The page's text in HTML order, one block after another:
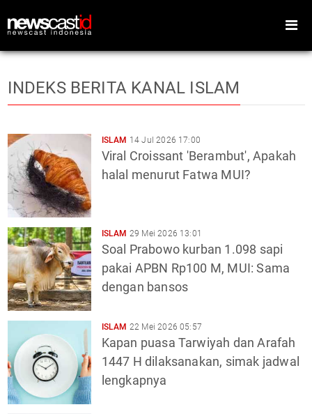
Gaya Hidup
Teknologi
Games
Sports
INDEKS BERITA KANAL ISLAM
ISLAM 14 Jul 2026 17:00
Viral Croissant 'Berambut', Apakah
halal menurut Fatwa MUI?
ISLAM 29 Mei 2026 13:01
Soal Prabowo kurban 1.098 sapi
pakai APBN Rp100 M, MUI: Sama
dengan bansos
ISLAM 22 Mei 2026 05:57
Kapan puasa Tarwiyah dan Arafah
1447 H dilaksanakan, simak jadwal
lengkapnya